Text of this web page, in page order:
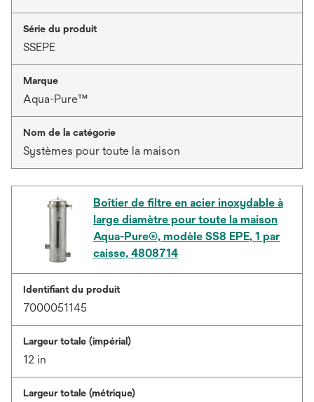
Série du produit
SSEPE
Marque
Aqua-Pure™
Nom de la catégorie
Systèmes pour toute la maison
Boîtier de filtre en acier inoxydable à
large diamètre pour toute la maison
Aqua-Pure®, modèle SS8 EPE, 1 par
caisse, 4808714
Identifiant du produit
7000051145
Largeur totale (impérial)
12 in
Largeur totale (métrique)